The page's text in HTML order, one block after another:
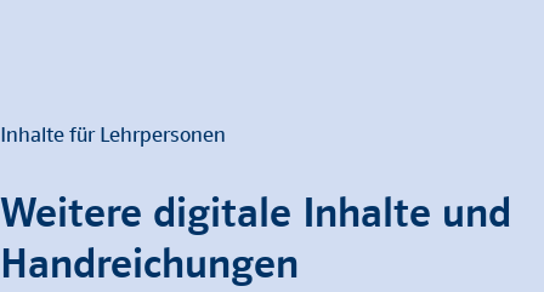
Inhalte für Lehrpersonen
Weitere digitale Inhalte und
Handreichungen